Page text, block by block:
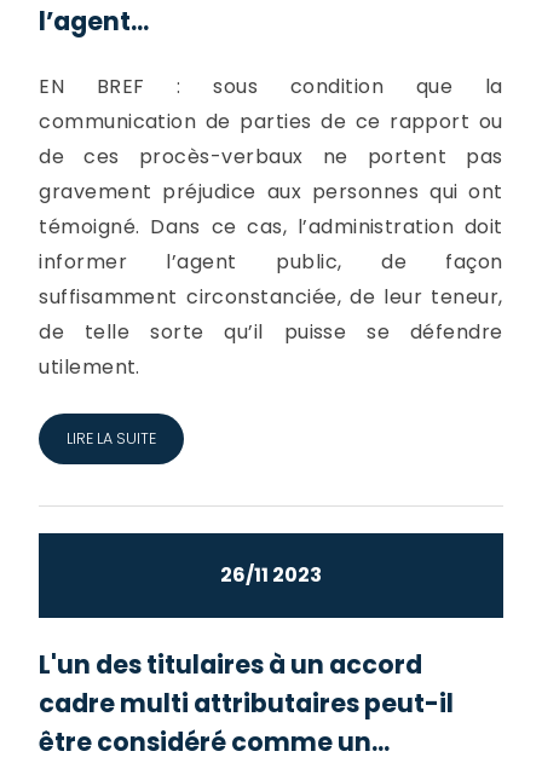
l’agent...
EN BREF : sous condition que la
communication de parties de ce rapport ou
de ces procès-verbaux ne portent pas
gravement préjudice aux personnes qui ont
témoigné. Dans ce cas, l’administration doit
informer l’agent public, de façon
suffisamment circonstanciée, de leur teneur,
de telle sorte qu’il puisse se défendre
utilement.
LIRE LA SUITE
26/11 2023
L'un des titulaires à un accord
cadre multi attributaires peut-il
être considéré comme un...